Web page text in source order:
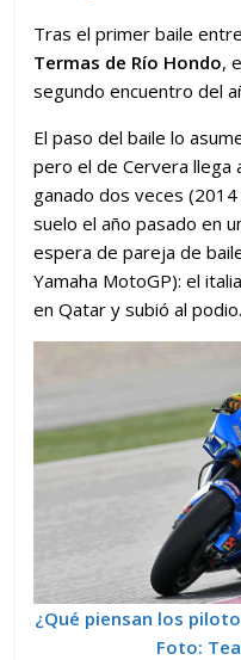
Tras el primer baile
Termas de Río Hondo,
segundo encuentro del
El paso del baile lo
pero el de Cervera llega
ganado dos veces
suelo el año pasado en
espera de pareja de
Yamaha MotoGP): el
en Qatar y subió al podio.
¿Qué piensan los
Foto: